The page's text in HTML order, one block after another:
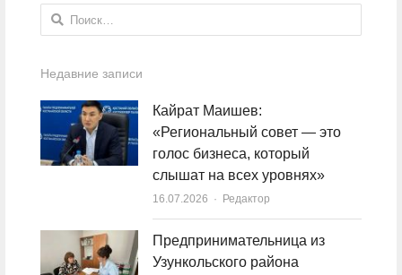
Найти:
Недавние записи
Кайрат Маишев:
«Региональный совет — это
голос бизнеса, который
слышат на всех уровнях»
16.07.2026 Author
Редактор
Предпринимательница из
Узункольского района